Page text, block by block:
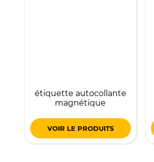
étiquette autocollante
magnétique
VOIR LE PRODUITS